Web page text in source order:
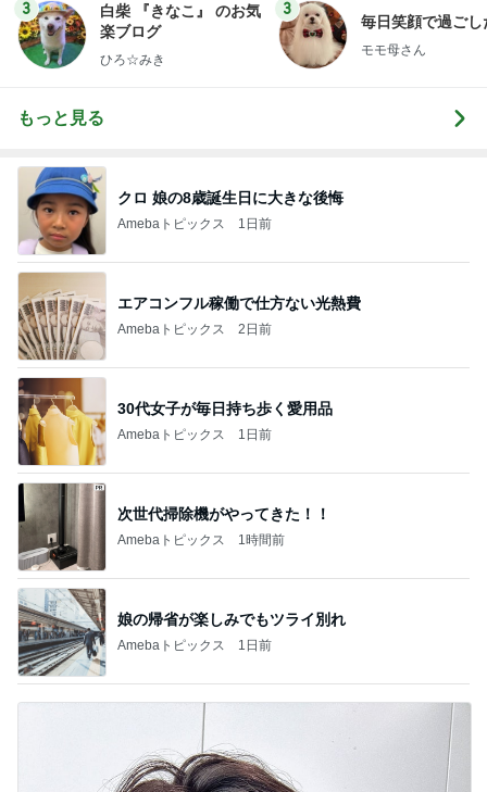
3
白柴 『きなこ』 のお気
楽ブログ
ひろ☆みき
3
毎日笑顔で過ごし
モモ母さん
もっと見る
クロ 娘の8歳誕生日に大きな後悔
Amebaトピックス 1日前
エアコンフル稼働で仕方ない光熱費
Amebaトピックス 2日前
30代女子が毎日持ち歩く愛用品
Amebaトピックス 1日前
次世代掃除機がやってきた！！
Amebaトピックス 1時間前
娘の帰省が楽しみでもツライ別れ
Amebaトピックス 1日前